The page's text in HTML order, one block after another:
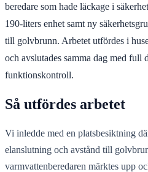
beredare som hade läckage i
190‑liters enhet samt ny
till golvbrunn. Arbetet utfördes i
och avslutades samma dag med full
funktionskontroll.
Så utfördes arbetet
Vi inledde med en platsbesiktning
elanslutning och avstånd till
varmvattenberedaren märktes upp